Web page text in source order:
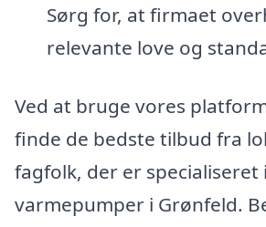
Sørg for, at firmaet
relevante love og
Ved at bruge vores
finde de bedste tilbud fra
fagfolk, der er specialiseret
varmepumper i Grønfeld.